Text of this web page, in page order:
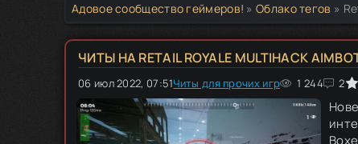
Адовое сообщество геймеров! »Облако тегов »
ЧИТЫ НА RETAIL ROYALE MULTIHACK
06 июл 2022, 07:51Читы для прочих игр 1 244 2
0 1 2 3 4 5